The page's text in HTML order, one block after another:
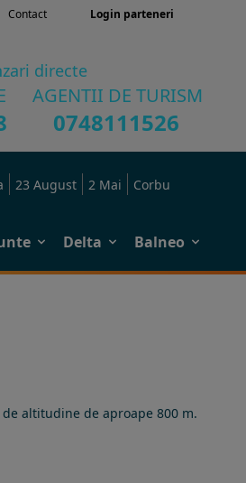
Contact Login parteneri
directe
AGENTII DE TURISM
0748111526
23 August 2 Mai Corbu
Delta Balneo
altitudine de aproape 800 m.